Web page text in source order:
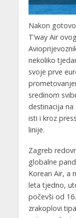
Nakon
T’way Air
nekoliko
svoje prve
sredinom
destinacija
isti i kroz
linije.
Zagreb
globalne
Korean Air, a
leta tjedno,
počevši od
zrakoplovi